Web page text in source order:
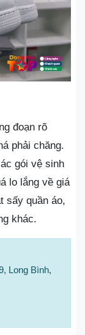
đoạn rõ
phải chăng.
gói vệ sinh
lo lắng về giá
sấy quần áo,
khác.
Long Bình,